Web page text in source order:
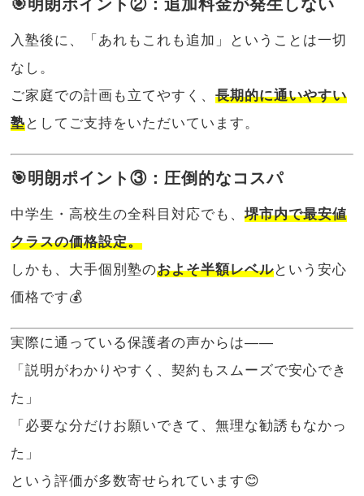
🎯明朗ポイント②：追加料金が発生しない
入塾後に、「あれもこれも追加」ということは一切
なし。
ご家庭での計画も立てやすく、長期的に通いやすい
塾としてご支持をいただいています。
🎯明朗ポイント③：圧倒的なコスパ
中学生・高校生の全科目対応でも、堺市内で最安値
クラスの価格設定。
しかも、大手個別塾のおよそ半額レベルという安心
価格です💰
実際に通っている保護者の声からは――
「説明がわかりやすく、契約もスムーズで安心でき
た」
「必要な分だけお願いできて、無理な勧誘もなかっ
た」
という評価が多数寄せられています😊